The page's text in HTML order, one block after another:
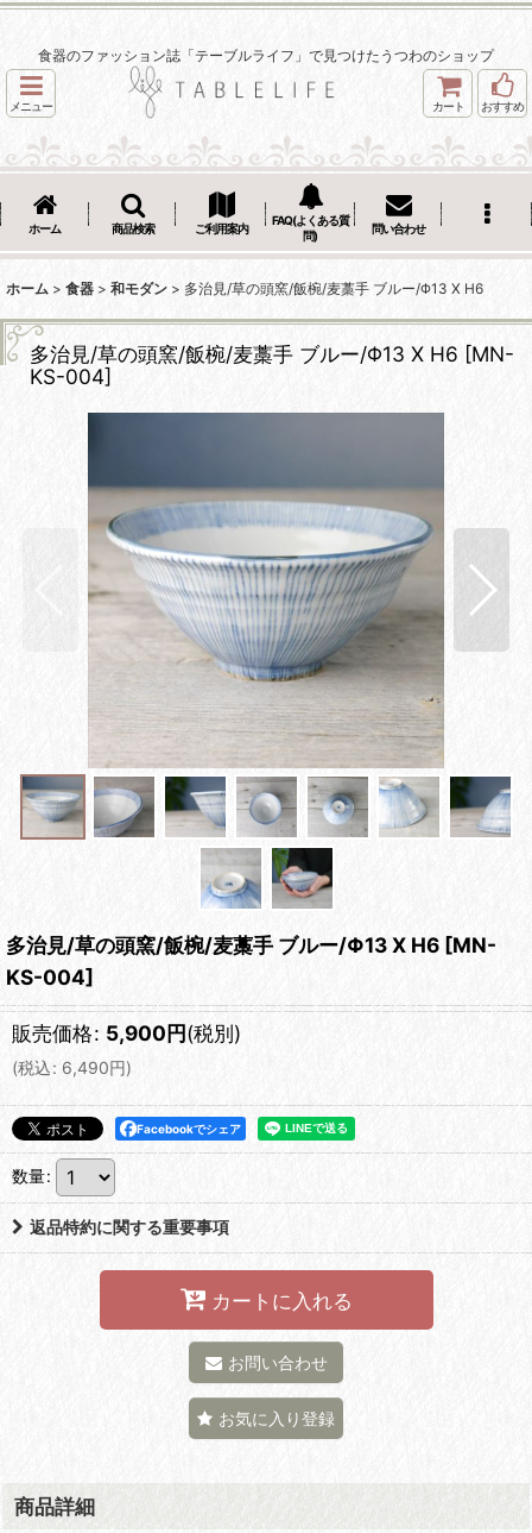
食器のファッション誌「テーブルライフ」で見つけたうつわのショップ
メニュー カート おすすめ
ホーム 商品検索 ご利用案内
FAQ(よくある質
問)
問い合わせ
ホーム > 食器 > 和モダン > 多治見/草の頭窯/飯椀/麦藁手 ブルー/Φ13 X H6
多治見/草の頭窯/飯椀/麦藁手 ブルー/Φ13 X H6 [MN-
KS-004]
多治見/草の頭窯/飯椀/麦藁手 ブルー/Φ13 X H6 [MN-
KS-004]
販売価格: 5,900円(税別)
(税込: 6,490円)
Facebookでシェア
数量:
返品特約に関する重要事項
カートに入れる
お問い合わせ
お気に入り登録
商品詳細